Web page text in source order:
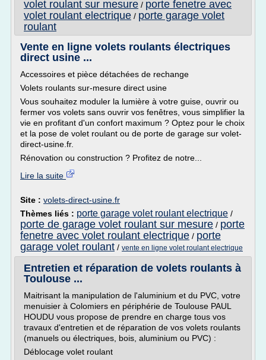
volet roulant sur mesure / porte fenetre avec
volet roulant electrique / porte garage volet
roulant
Vente en ligne volets roulants électriques
direct usine ...
Accessoires et pièce détachées de rechange
Volets roulants sur-mesure direct usine
Vous souhaitez moduler la lumière à votre guise, ouvrir ou
fermer vos volets sans ouvrir vos fenêtres, vous simplifier la
vie en profitant d'un confort maximum ? Optez pour le choix
et la pose de volet roulant ou de porte de garage sur volet-
direct-usine.fr.
Rénovation ou construction ? Profitez de notre...
Lire la suite
Site : volets-direct-usine.fr
Thèmes liés : porte garage volet roulant electrique /
porte de garage volet roulant sur mesure / porte
fenetre avec volet roulant electrique / porte
garage volet roulant / vente en ligne volet roulant electrique
Entretien et réparation de volets roulants à
Toulouse ...
Maitrisant la manipulation de l'aluminium et du PVC, votre
menuisier à Colomiers en périphérie de Toulouse PAUL
HOUDU vous propose de prendre en charge tous vos
travaux d'entretien et de réparation de vos volets roulants
(manuels ou électriques, bois, aluminium ou PVC) :
Déblocage volet roulant